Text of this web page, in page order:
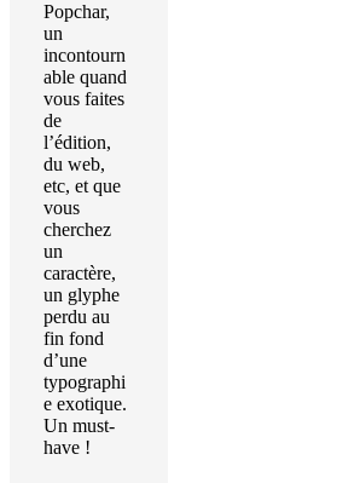
Popchar,
un
incontourn
able quand
vous faites
de
l’édition,
du web,
etc, et que
vous
cherchez
un
caractère,
un glyphe
perdu au
fin fond
d’une
typographi
e exotique.
Un must-
have !